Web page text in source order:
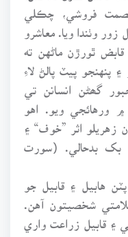
فروشي، چڪلي
وٺندا ويا. معاشرو
ٿورڙن ماڻهن ته
پنهنجو پيٽ پالڻ لاءِ
گھڻن انسانن تي
ورهائجي ويو. اهو
زهريلو اثر ”خوف“ ۽
بک بدحالي. (سورت
هابيل ۽ قابيل جو
شخصيتون آهن.
۽ قابيل زراعت واري